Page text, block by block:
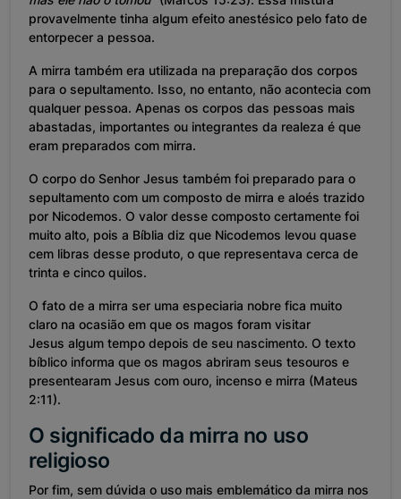
provavelmente tinha algum efeito anestésico pelo fato de
entorpecer a pessoa.
A mirra também era utilizada na preparação dos corpos
para o sepultamento. Isso, no entanto, não acontecia com
qualquer pessoa. Apenas os corpos das pessoas mais
abastadas, importantes ou integrantes da realeza é que
eram preparados com mirra.
O corpo do Senhor Jesus também foi preparado para o
sepultamento com um composto de mirra e aloés trazido
por Nicodemos. O valor desse composto certamente foi
muito alto, pois a Bíblia diz que Nicodemos levou quase
cem libras desse produto, o que representava cerca de
trinta e cinco quilos.
O fato de a mirra ser uma especiaria nobre fica muito
claro na ocasião em que os magos foram visitar
Jesus algum tempo depois de seu nascimento. O texto
bíblico informa que os magos abriram seus tesouros e
presentearam Jesus com ouro, incenso e mirra (Mateus
2:11).
O significado da mirra no uso
religioso
Por fim, sem dúvida o uso mais emblemático da mirra nos